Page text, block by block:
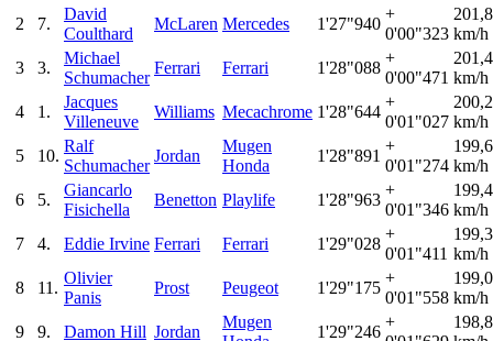
2
7.
David
Coulthard
McLaren Mercedes 1'27"940
+
0'00"323 km/h
3
3.
Michael
Schumacher
Ferrari Ferrari 1'28"088
+
0'00"471 km/h
4
1.
Jacques
Villeneuve
Williams Mecachrome 1'28"644
+
0'01"027 km/h
5
10.
Ralf
Schumacher
Jordan
Mugen
Honda
1'28"891
+
0'01"274 km/h
6
5.
Giancarlo
Fisichella
Benetton Playlife 1'28"963
+
0'01"346 km/h
7
4. Eddie Irvine Ferrari Ferrari 1'29"028
+
0'01"411 km/h
8
11.
Olivier
Panis
Prost Peugeot 1'29"175
+
0'01"558 km/h
9
9. Damon Hill Jordan
Mugen
1'29"246
+